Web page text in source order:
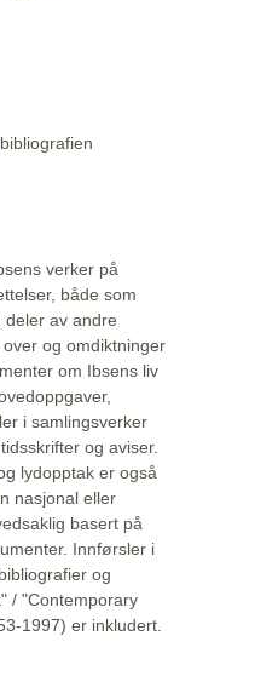
verker på
både som
deler av andre
og omdiktninger
om Ibsens liv
i samlingsverker
og aviser.
lydopptak er også
nasjonal eller
basert på
Innførsler i
og
/ "Contemporary
1997) er inkludert.